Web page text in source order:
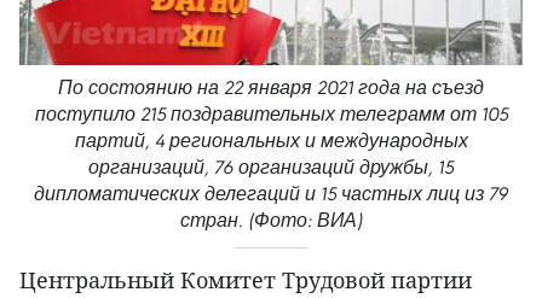
По состоянию на 22 января 2021 года на съезд
поступило 215 поздравительных телеграмм от 105
партий, 4 региональных и международных
организаций, 76 организаций дружбы, 15
дипломатических делегаций и 15 частных лиц из 79
стран. (Фото: ВИА)
Центральный Комитет Трудовой партии